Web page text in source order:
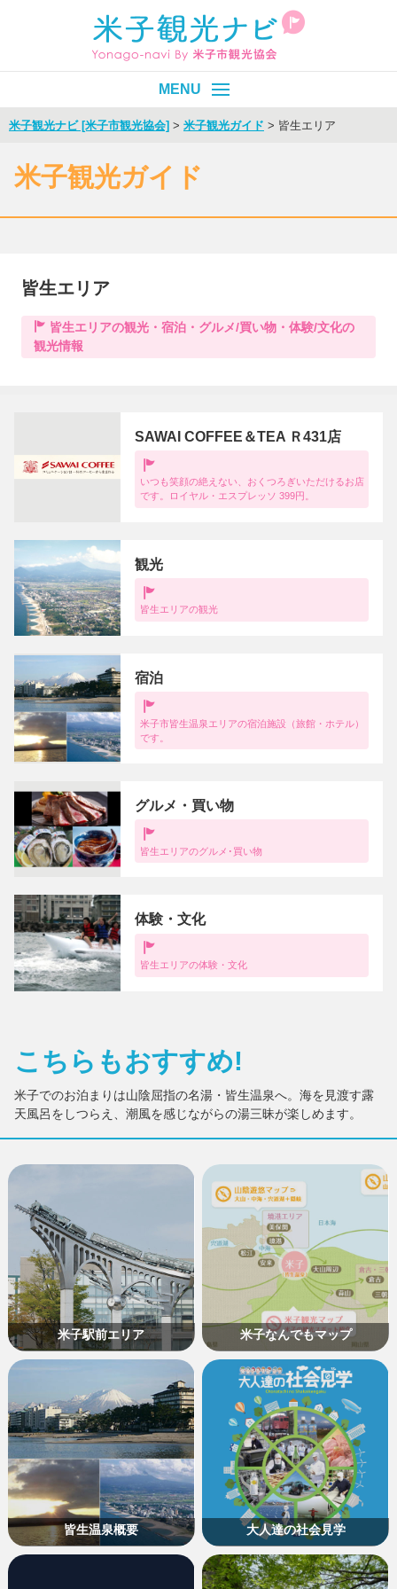
皆生温泉 エリア別
米子観光ナビ [米子市観光協会] > 米子観光ガイド > 皆生エリア
米子観光ガイド
皆生エリア
皆生エリアの観光・宿泊・グルメ/買い物・体験/文化の
観光情報
SAWAI COFFEE＆TEA Ｒ431店
いつも笑顔の絶えない、おくつろぎいただけるお店
です。ロイヤル・エスプレッソ 399円。
観光
皆生エリアの観光
宿泊
米子市皆生温泉エリアの宿泊施設（旅館・ホテル）
です。
グルメ・買い物
皆生エリアのグルメ･買い物
体験・文化
皆生エリアの体験・文化
こちらもおすすめ!
米子でのお泊まりは山陰屈指の名湯・皆生温泉へ。海を見渡す露
天風呂をしつらえ、潮風を感じながらの湯三昧が楽しめます。
米子駅前エリア 米子なんでもマップ
皆生温泉概要 大人達の社会見学